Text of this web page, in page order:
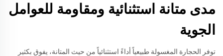
مدى متانة استثنائية ومقاومة للعوامل
الجوية
توفر الحجارة المغسولة طبيعياً أداءً استثنائياً من حيث المتانة، يفوق بكثير